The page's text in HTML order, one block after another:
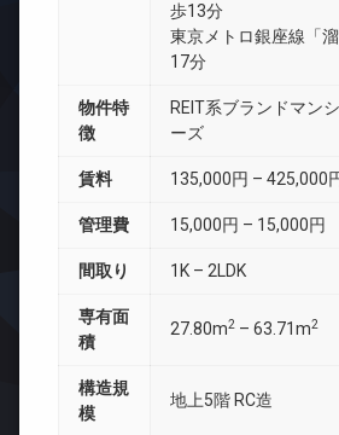
歩13分
東京メトロ銀座線「
17分
物件特
徴
REIT系ブランドマン
ーズ
賃料 135,000円 – 425,000
管理費 15,000円 – 15,000円
間取り 1K – 2LDK
専有面
積
27.80m2 – 63.71m2
構造規
模
地上5階 RC造